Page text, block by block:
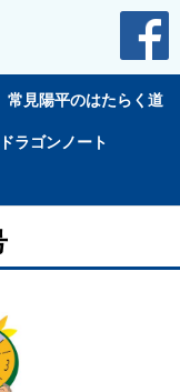
常見陽平のはたらく道
ラゴンノート